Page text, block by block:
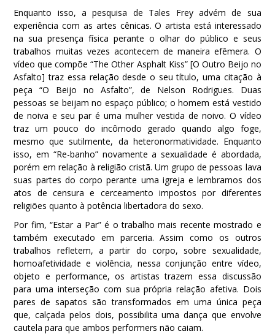
Enquanto isso, a pesquisa de Tales Frey advém de sua
experiência com as artes cênicas. O artista está interessado
na sua presença física perante o olhar do público e seus
trabalhos muitas vezes acontecem de maneira efêmera. O
vídeo que compõe “The Other Asphalt Kiss” [O Outro Beijo no
Asfalto] traz essa relação desde o seu título, uma citação à
peça “O Beijo no Asfalto”, de Nelson Rodrigues. Duas
pessoas se beijam no espaço público; o homem está vestido
de noiva e seu par é uma mulher vestida de noivo. O vídeo
traz um pouco do incômodo gerado quando algo foge,
mesmo que sutilmente, da heteronormatividade. Enquanto
isso, em “Re-banho” novamente a sexualidade é abordada,
porém em relação à religião cristã. Um grupo de pessoas lava
suas partes do corpo perante uma igreja e lembramos dos
atos de censura e cerceamento impostos por diferentes
religiões quanto à potência libertadora do sexo.
Por fim, “Estar a Par” é o trabalho mais recente mostrado e
também executado em parceria. Assim como os outros
trabalhos refletem, a partir do corpo, sobre sexualidade,
homoafetividade e violência, nessa conjunção entre vídeo,
objeto e performance, os artistas trazem essa discussão
para uma interseção com sua própria relação afetiva. Dois
pares de sapatos são transformados em uma única peça
que, calçada pelos dois, possibilita uma dança que envolve
cautela para que ambos performers não caiam.